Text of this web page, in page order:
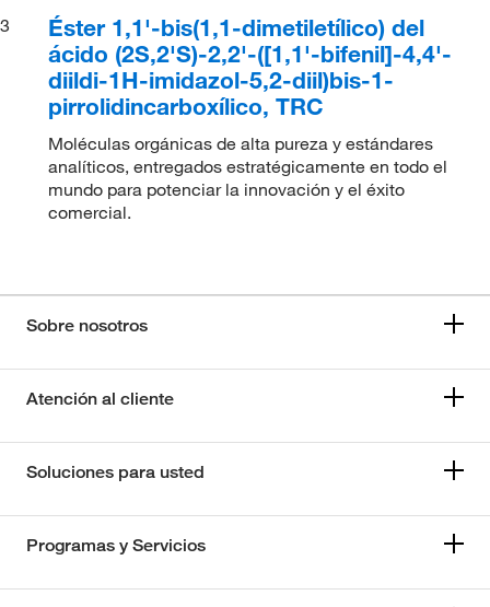
3
Éster 1,1'-bis(1,1-dimetiletílico) del
ácido (2S,2'S)-2,2'-([1,1'-bifenil]-4,4'-
diildi-1H-imidazol-5,2-diil)bis-1-
pirrolidincarboxílico, TRC
Moléculas orgánicas de alta pureza y estándares
analíticos, entregados estratégicamente en todo el
mundo para potenciar la innovación y el éxito
comercial.
Sobre nosotros
Atención al cliente
Soluciones para usted
Programas y Servicios